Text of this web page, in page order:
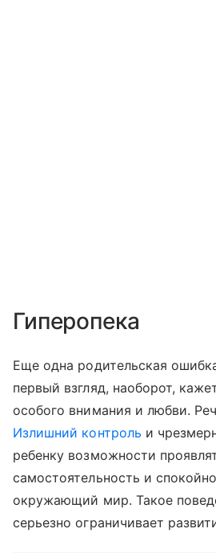
Гиперопека
Еще одна родительская
первый взгляд, наоборот,
особого внимания и любви.
Излишний контроль и
ребенку возможности
самостоятельность и
окружающий мир. Такое
серьезно ограничивает